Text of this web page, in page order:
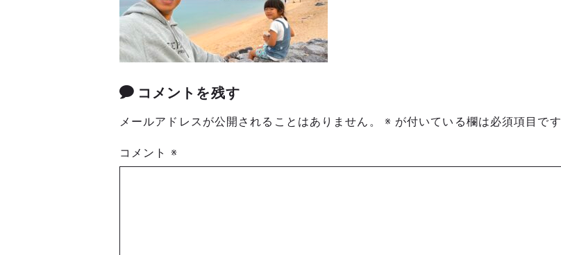
コメントを残す
メールアドレスが公開されることはありません。 ※ が付いている欄は必須項目です
コメント ※